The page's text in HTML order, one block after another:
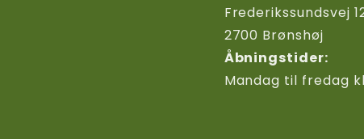
Frederikssundsvej
2700 Brønshøj
Åbningstider:
Mandag til fredag kl.